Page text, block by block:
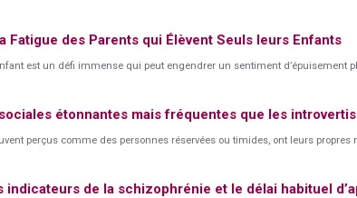
Fatigue des Parents qui Élèvent Seuls leurs Enfants
est un défi immense qui peut engendrer un sentiment d’épuisement
étonnantes mais fréquentes que les
perçus comme des personnes réservées ou timides, ont leurs propres
indicateurs de la schizophrénie et le délai habituel